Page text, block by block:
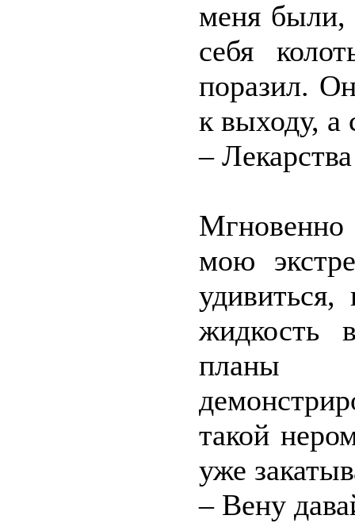
меня были,
себя
поразил.
к выходу, а
–
мою
планы
такой
уже
– Вену